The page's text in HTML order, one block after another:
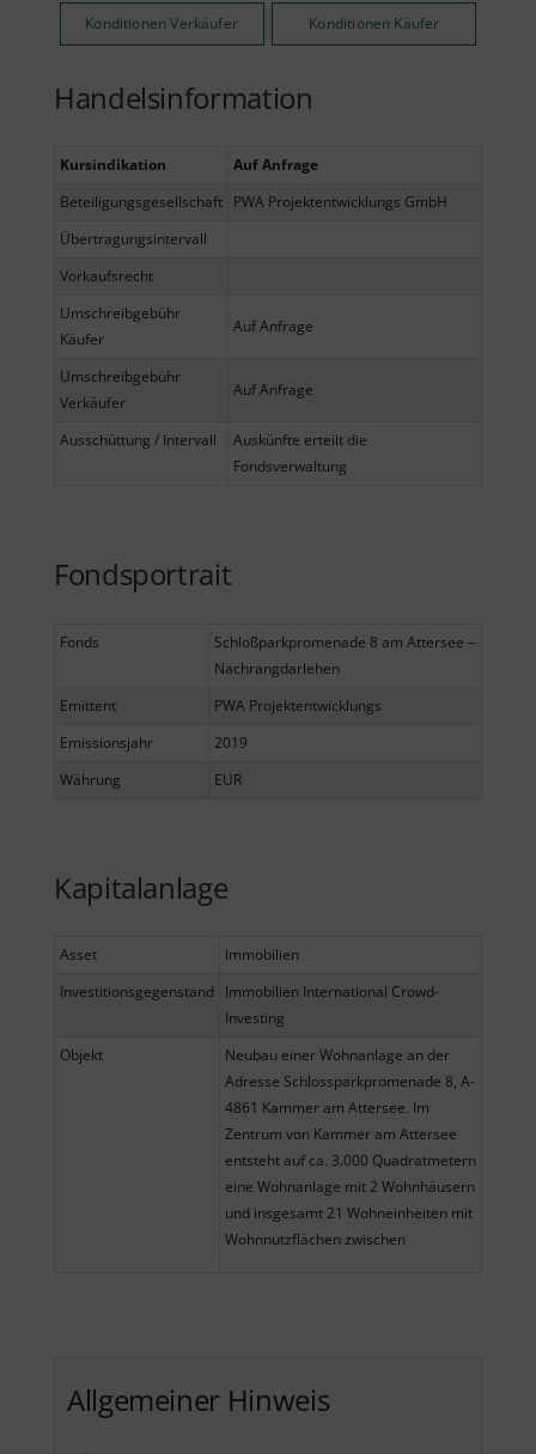
Konditionen Verkäufer Konditionen Käufer
Handelsinformation
Kursindikation
Auf Anfrage
Beteiligungsgesellschaft PWA Projektentwicklungs GmbH
Übertragungsintervall
Vorkaufsrecht
Umschreibgebühr
Käufer
Auf Anfrage
Umschreibgebühr
Verkäufer
Auf Anfrage
Ausschüttung / Intervall
Auskünfte erteilt die
Fondsverwaltung
Fondsportrait
Fonds
Schloßparkpromenade 8 am Attersee –
Nachrangdarlehen
Emittent
PWA Projektentwicklungs
Emissionsjahr
2019
Währung
EUR
Kapitalanlage
Asset
Immobilien
Investitionsgegenstand
Immobilien International Crowd-
Investing
Objekt
Neubau einer Wohnanlage an der
Adresse Schlossparkpromenade 8, A-
4861 Kammer am Attersee. Im
Zentrum von Kammer am Attersee
entsteht auf ca. 3.000 Quadratmetern
eine Wohnanlage mit 2 Wohnhäusern
und insgesamt 21 Wohneinheiten mit
Wohnnutzflächen zwischen
Allgemeiner Hinweis